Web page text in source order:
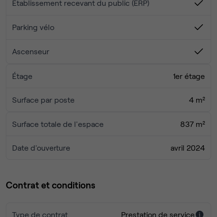
Établissement recevant du public (ERP)
Parking vélo
Ascenseur
Étage 1er étage
Surface par poste 4 m²
Surface totale de l'espace 837 m²
Date d'ouverture avril 2024
Contrat et conditions
Type de contrat Prestation de service